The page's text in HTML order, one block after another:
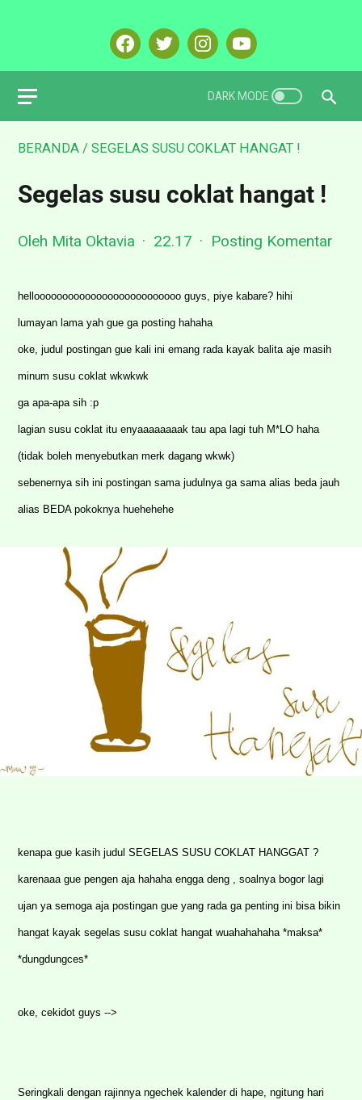
BERANDA / SEGELAS SUSU COKLAT HANGAT !
Segelas susu coklat hangat !
Oleh Mita Oktavia 22.17 Posting Komentar
helloooooooooooooooooooooooooo guys, piye kabare? hihi
lumayan lama yah gue ga posting hahaha
oke, judul postingan gue kali ini emang rada kayak balita aje masih
minum susu coklat wkwkwk
ga apa-apa sih :p
lagian susu coklat itu enyaaaaaaaak tau apa lagi tuh M*LO haha
(tidak boleh menyebutkan merk dagang wkwk)
sebenernya sih ini postingan sama judulnya ga sama alias beda jauh
alias BEDA pokoknya huehehehe
kenapa gue kasih judul SEGELAS SUSU COKLAT HANGGAT ?
karenaaa gue pengen aja hahaha engga deng , soalnya bogor lagi
ujan ya semoga aja postingan gue yang rada ga penting ini bisa bikin
hangat kayak segelas susu coklat hangat wuahahahaha *maksa*
*dungdungces*
oke, cekidot guys -->
Seringkali dengan rajinnya ngechek kalender di hape, ngitung hari